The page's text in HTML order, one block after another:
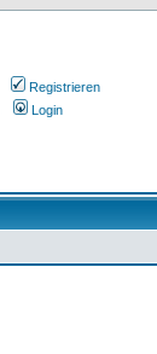
Registrieren
Login